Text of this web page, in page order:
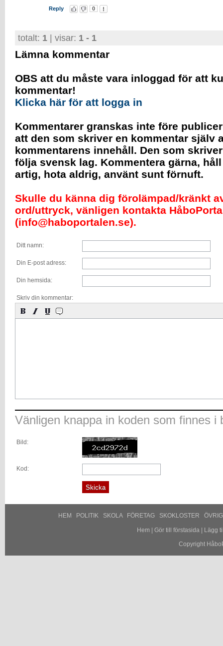
Reply 0
totalt: 1 | visar: 1 - 1
Lämna kommentar
OBS att du måste vara inloggad för att
kommentar!
Klicka här för att logga in
Kommentarer granskas inte före
att den som skriver en kommentar själv
kommentarens innehåll. Den som
följa svensk lag. Kommentera gärna,
artig, hota aldrig, använt sunt förnuft.
Skulle du känna dig förolämpad/kränkt
ord/uttryck, vänligen kontakta
(info@haboportalen.se).
Ditt namn:
Din E-post adress:
Din hemsida:
Skriv din kommentar:
Vänligen knappa in koden som finnes i
Bild:
Kod:
HEM POLITIK SKOLA FÖRETAG SKOKLOSTER
Hem Gör till förstasida|
Lägg
Copyright